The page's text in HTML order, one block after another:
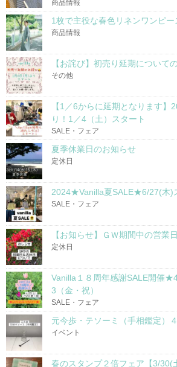
商品情報
1枚で主役な春色リネンワンピー
商品情報
【お詫び】初売り延期について
その他
【1／6からに延期となります
り！1／4（土）スタート
SALE・フェア
夏季休業日のお知らせ
定休日
2024★Vanilla夏SALE★6/27(木)
SALE・フェア
【お知らせ】ＧＷ期間中の営業
定休日
Vanilla１８周年感謝SALE開催
3（金・祝）
SALE・フェア
元今歩・テソーミ（手相鑑定）
イベント
春のスタンプ２倍フェア【3/30(